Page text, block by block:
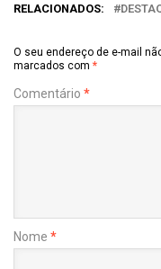
RELACIONADOS:
O seu endereço de e-mail
marcados com *
Comentário *
Nome *